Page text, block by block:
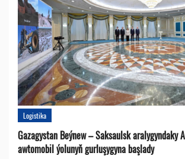
Logistika
Gazagystan Beýnew – Saksaulsk aralygyndaky
awtomobil ýolunyň gurluşygyna başlady